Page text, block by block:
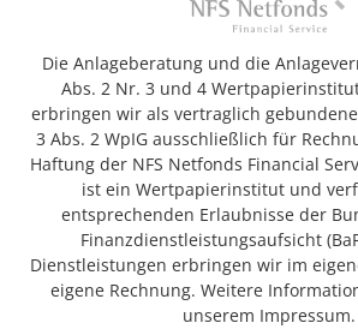
Die Anlageberatung und die
Abs. 2 Nr. 3 und 4
erbringen wir als vertraglich
3 Abs. 2 WpIG ausschließlich für
Haftung der NFS Netfonds Financial
ist ein Wertpapierinstitut und
entsprechenden Erlaubnisse der
Finanzdienstleistungsaufsicht
Dienstleistungen erbringen wir im
eigene Rechnung. Weitere
unserem Impressum.